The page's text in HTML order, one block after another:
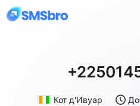
Кот д'Ивуар